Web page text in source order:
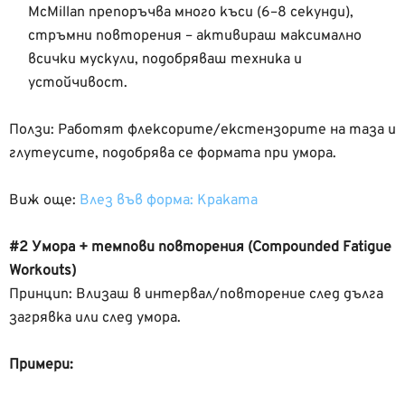
McMillan препоръчва много къси (6–8 секунди),
стръмни повторения – активираш максимално
всички мускули, подобряваш техника и
устойчивост.
Ползи: Работят флексорите/екстензорите на таза и
глутеусите, подобрява се формата при умора.
Виж още: Влез във форма: Краката
#2 Умора + темпови повторения (Compounded Fatigue
Workouts)
Принцип: Влизаш в интервал/повторение след дълга
загрявка или след умора.
Примери: